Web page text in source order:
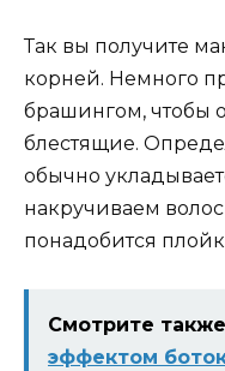
Так вы получите
корней. Немного
брашингом, чтобы
блестящие.
обычно
накручиваем
понадобится
Смотрите
эффектом